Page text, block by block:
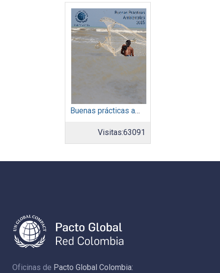
Buenas prácticas ambientales 2015
Visitas:63091
Oficinas de Pacto Global Colombia: